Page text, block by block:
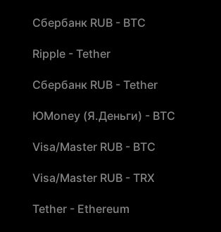
Сбербанк RUB - BTC
Ripple - Tether
Сбербанк RUB - Tether
ЮMoney (Я.Деньги) - BTC
Visa/Master RUB - BTC
Visa/Master RUB - TRX
Tether - Ethereum